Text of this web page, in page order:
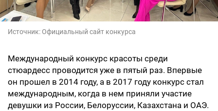
Источник: Официальный сайт конкурса
Международный конкурс красоты среди
стюардесс проводится уже в пятый раз. Впервые
он прошел в 2014 году, а в 2017 году конкурс стал
международным, когда в нем приняли участие
девушки из России, Белоруссии, Казахстана и ОАЭ.